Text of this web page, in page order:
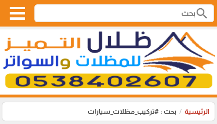
search
الرئيسية بحث : #تركيب_مظلات_سيارات